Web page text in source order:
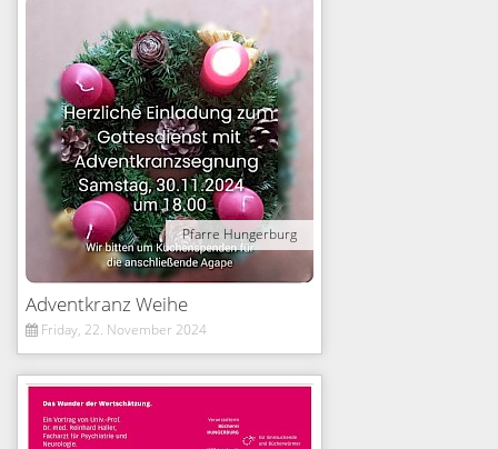
Pfarre Hungerburg
Adventkranz Weihe
Friday, 22. November 2024